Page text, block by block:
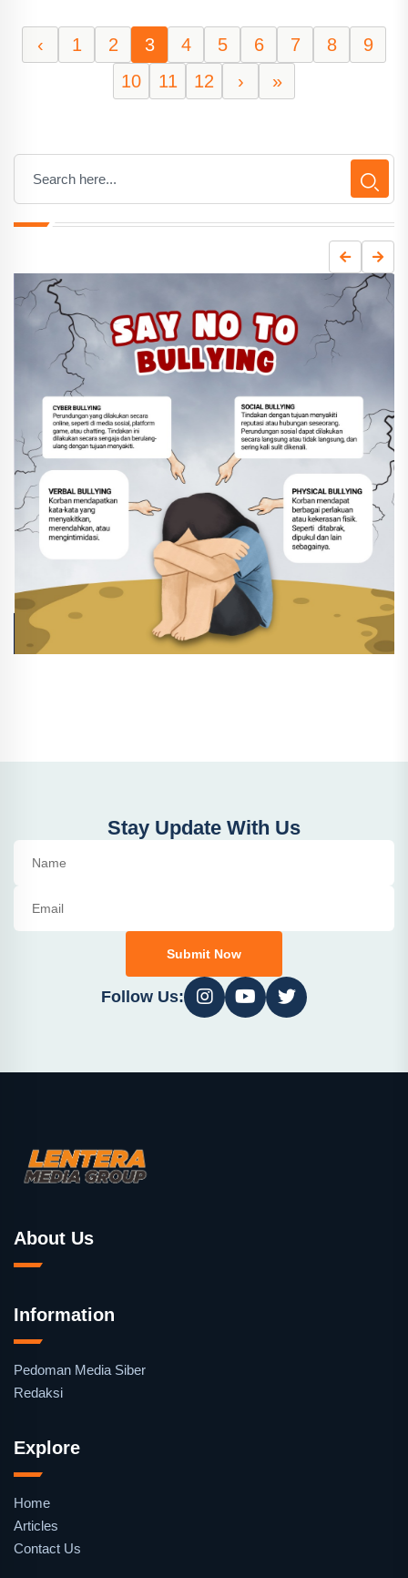
‹ 1 2 3 4 5 6 7 8
9
10
11 12 › »
Stay Update With Us
Submit Now
Follow Us:
About Us
Information
Pedoman Media Siber
Redaksi
Explore
Home
Articles
Contact Us